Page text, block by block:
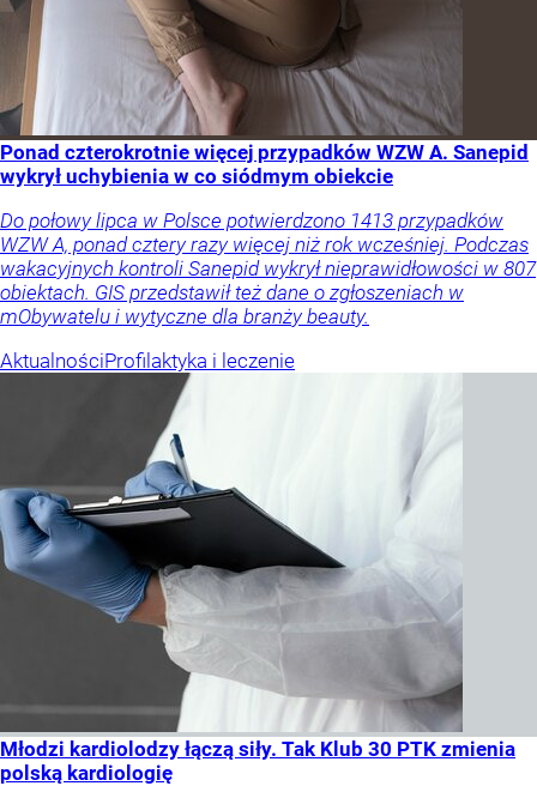
Ponad czterokrotnie więcej przypadków WZW A. Sanepid
wykrył uchybienia w co siódmym obiekcie
Do połowy lipca w Polsce potwierdzono 1413 przypadków
WZW A, ponad cztery razy więcej niż rok wcześniej. Podczas
wakacyjnych kontroli Sanepid wykrył nieprawidłowości w 807
obiektach. GIS przedstawił też dane o zgłoszeniach w
mObywatelu i wytyczne dla branży beauty.
AktualnościProfilaktyka i leczenie
Młodzi kardiolodzy łączą siły. Tak Klub 30 PTK zmienia
polską kardiologię